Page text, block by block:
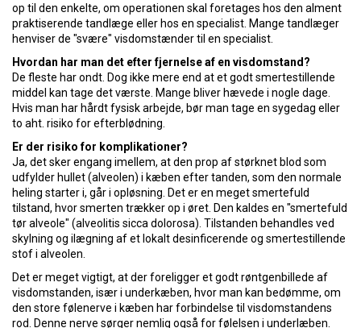
op til den enkelte, om operationen skal foretages hos den alment
praktiserende tandlæge eller hos en specialist. Mange tandlæger
henviser de "svære" visdomstænder til en specialist.
Hvordan har man det efter fjernelse af en visdomstand?
De fleste har ondt. Dog ikke mere end at et godt smertestillende
middel kan tage det værste. Mange bliver hævede i nogle dage.
Hvis man har hårdt fysisk arbejde, bør man tage en sygedag eller
to aht. risiko for efterblødning.
Er der risiko for komplikationer?
Ja, det sker engang imellem, at den prop af størknet blod som
udfylder hullet (alveolen) i kæben efter tanden, som den normale
heling starter i, går i opløsning. Det er en meget smertefuld
tilstand, hvor smerten trækker op i øret. Den kaldes en "smertefuld
tør alveole" (alveolitis sicca dolorosa). Tilstanden behandles ved
skylning og ilægning af et lokalt desinficerende og smertestillende
stof i alveolen.
Det er meget vigtigt, at der foreligger et godt røntgenbillede af
visdomstanden, især i underkæben, hvor man kan bedømme, om
den store følenerve i kæben har forbindelse til visdomstandens
rod. Denne nerve sørger nemlig også for følelsen i underlæben.